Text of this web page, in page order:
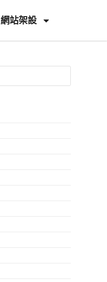
網站架設